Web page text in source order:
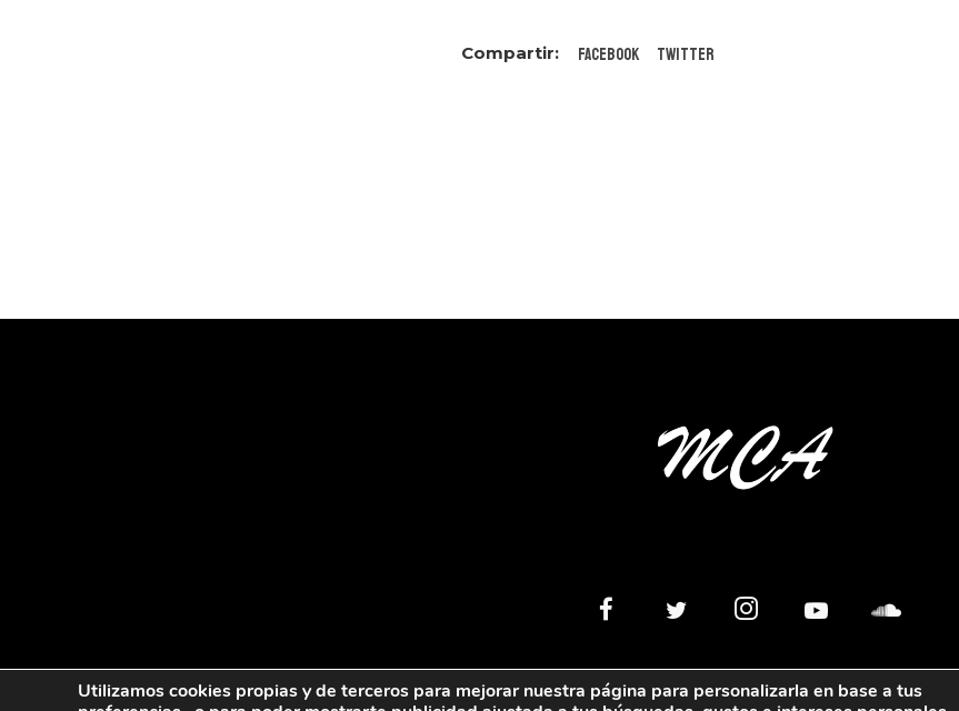
Facebook Twitter
Utilizamos cookies propias y de terceros para mejorar nuestra página para personalizarla en base a tus